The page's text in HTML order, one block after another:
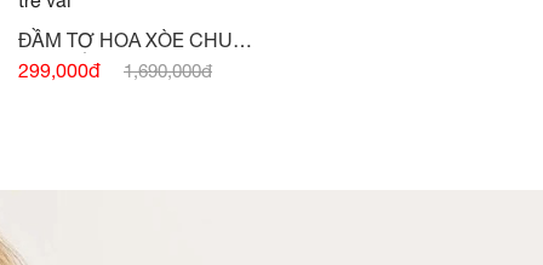
ĐẦM TƠ HOA XÒE CHUN
VAI TRỄ VAI -(HẾT HÀNG)
299,000đ 1,690,000đ